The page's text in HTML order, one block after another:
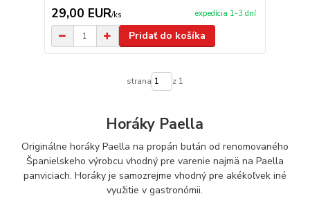
29,00 EUR/ks expedícia 1-3 dní
Pridať do košíka
strana z 1
Horáky Paella
Originálne horáky Paella na propán bután od renomovaného
Španielskeho výrobcu vhodný pre varenie najmä na Paella
panviciach. Horáky je samozrejme vhodný pre akékoľvek iné
využitie v gastronómii.